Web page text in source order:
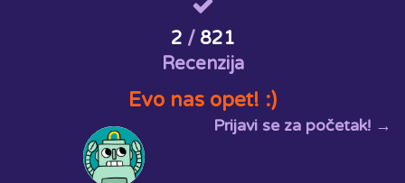
2 / 821
Recenzija
Evo nas opet! :)
Prijavi se za početak! →